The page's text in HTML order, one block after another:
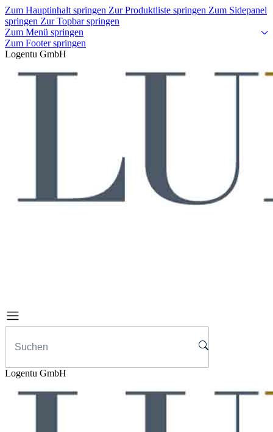
Zum Hauptinhalt springen Zur Produktliste springen Zum Sidepanel
springen Zur Topbar springen
Zum Menü springen
Zum Footer springen
Logentu GmbH
Logentu GmbH